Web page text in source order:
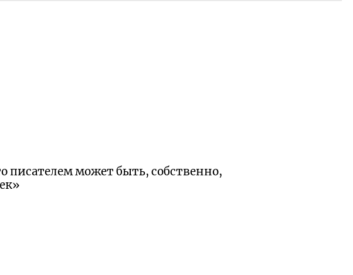
писателем может быть, собственно,